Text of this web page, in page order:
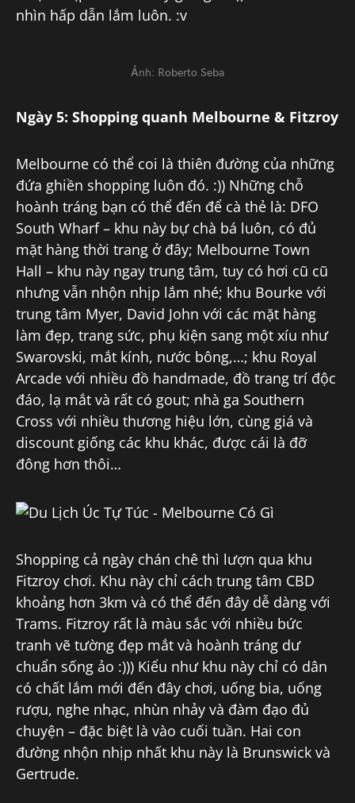
nhìn hấp dẫn lắm luôn. :v
Ảnh: Roberto Seba
Ngày 5: Shopping quanh Melbourne & Fitzroy
Melbourne có thể coi là thiên đường của những
đứa ghiền shopping luôn đó. :)) Những chỗ
hoành tráng bạn có thể đến để cà thẻ là: DFO
South Wharf – khu này bự chà bá luôn, có đủ
mặt hàng thời trang ở đây; Melbourne Town
Hall – khu này ngay trung tâm, tuy có hơi cũ cũ
nhưng vẫn nhộn nhịp lắm nhé; khu Bourke với
trung tâm Myer, David John với các mặt hàng
làm đẹp, trang sức, phụ kiện sang một xíu như
Swarovski, mắt kính, nước bông,…; khu Royal
Arcade với nhiều đồ handmade, đồ trang trí độc
đáo, lạ mắt và rất có gout; nhà ga Southern
Cross với nhiều thương hiệu lớn, cùng giá và
discount giống các khu khác, được cái là đỡ
đông hơn thôi…
Shopping cả ngày chán chê thì lượn qua khu
Fitzroy chơi. Khu này chỉ cách trung tâm CBD
khoảng hơn 3km và có thể đến đây dễ dàng với
Trams. Fitzroy rất là màu sắc với nhiều bức
tranh vẽ tường đẹp mắt và hoành tráng dư
chuẩn sống ảo :))) Kiểu như khu này chỉ có dân
có chất lắm mới đến đây chơi, uống bia, uống
rượu, nghe nhạc, nhùn nhảy và đàm đạo đủ
chuyện – đặc biệt là vào cuối tuần. Hai con
đường nhộn nhịp nhất khu này là Brunswick và
Gertrude.